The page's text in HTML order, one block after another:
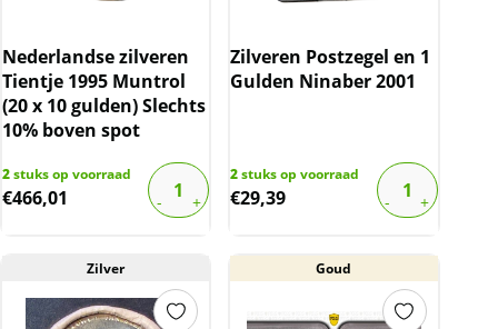
Nederlandse zilveren
Tientje 1995 Muntrol
(20 x 10 gulden) Slechts
10% boven spot
2stuks op voorraad
€466,01
Zilveren Postzegel en 1
Gulden Ninaber 2001
2stuks op voorraad
€29,39
Zilver Goud